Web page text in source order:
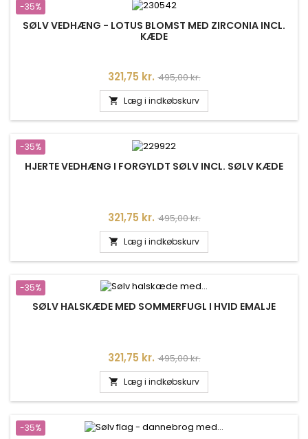
-35%
SØLV VEDHÆNG - LOTUS BLOMST MED ZIRCONIA INCL.
KÆDE
Pris
321,75 kr. Normalpris
495,00 kr.
 Læg i indkøbskurv
-35%
HJERTE VEDHÆNG I FORGYLDT SØLV INCL. SØLV KÆDE
Pris
321,75 kr. Normalpris
495,00 kr.
 Læg i indkøbskurv
-35%
SØLV HALSKÆDE MED SOMMERFUGL I HVID EMALJE
Pris
321,75 kr. Normalpris
495,00 kr.
 Læg i indkøbskurv
-35%